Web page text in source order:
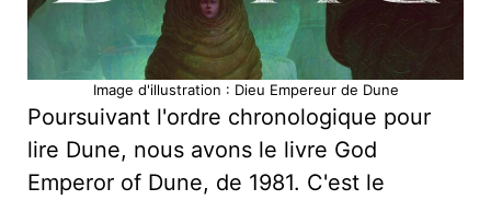
Image d'illustration : Dieu Empereur de Dune
Poursuivant l'ordre chronologique pour
lire Dune, nous avons le livre God
Emperor of Dune, de 1981. C'est le